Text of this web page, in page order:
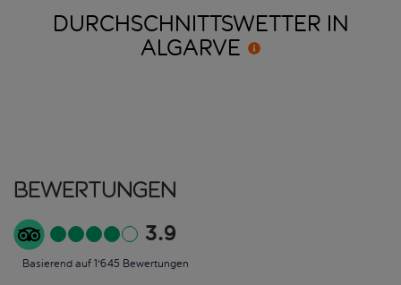
DURCHSCHNITTSWETTER IN
ALGARVE
Bewertungen
3.9
Basierend auf 1'645 Bewertungen